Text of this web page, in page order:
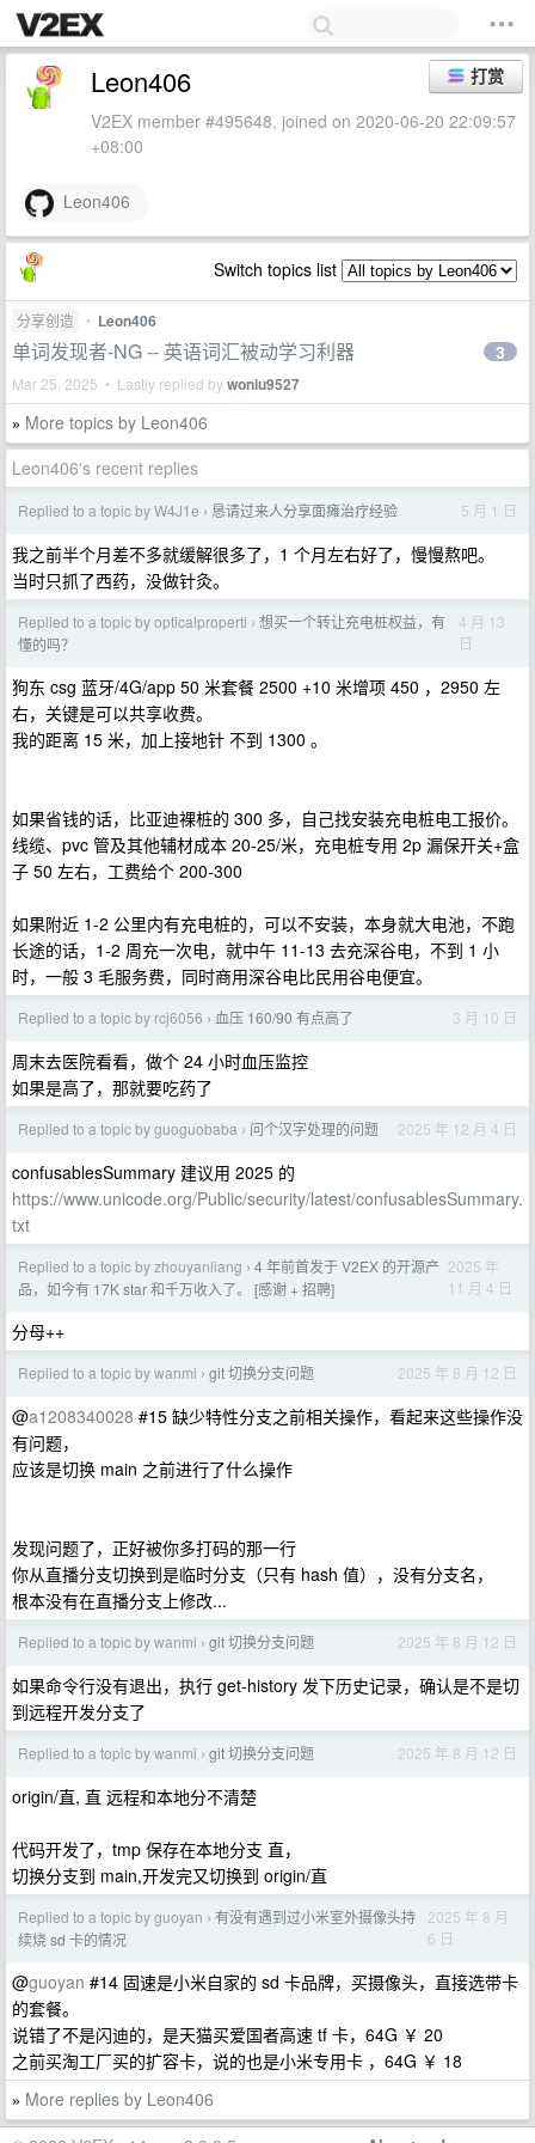
打赏
Leon406
V2EX member #495648, joined on 2020-06-20 22:09:57
+08:00
Leon406
Switch topics list
分享创造 • Leon406
单词发现者-NG -- 英语词汇被动学习利器
Mar 25, 2025 • Lastly replied bywoniu9527
3
» More topics by Leon406
Leon406's recent replies
Replied to a topic by W4J1e › 恳请过来人分享面瘫治疗经验 5 月 1 日
我之前半个月差不多就缓解很多了，1 个月左右好了，慢慢熬吧。
当时只抓了西药，没做针灸。
Replied to a topic by opticalproperti › 想买一个转让充电桩权益，有
懂的吗？
4 月 13
日
狗东 csg 蓝牙/4G/app 50 米套餐 2500 +10 米增项 450 ，2950 左
右，关键是可以共享收费。
我的距离 15 米，加上接地针 不到 1300 。
如果省钱的话，比亚迪裸桩的 300 多，自己找安装充电桩电工报价。
线缆、pvc 管及其他辅材成本 20-25/米，充电桩专用 2p 漏保开关+盒
子 50 左右，工费给个 200-300
如果附近 1-2 公里内有充电桩的，可以不安装，本身就大电池，不跑
长途的话，1-2 周充一次电，就中午 11-13 去充深谷电，不到 1 小
时，一般 3 毛服务费，同时商用深谷电比民用谷电便宜。
Replied to a topic by rcj6056 › 血压 160/90 有点高了 3 月 10 日
周末去医院看看，做个 24 小时血压监控
如果是高了，那就要吃药了
Replied to a topic by guoguobaba › 问个汉字处理的问题 2025 年 12 月 4 日
confusablesSummary 建议用 2025 的
https://www.unicode.org/Public/security/latest/confusablesSummary.
txt
Replied to a topic by zhouyanliang › 4 年前首发于 V2EX 的开源产
品，如今有 17K star 和千万收入了。 [感谢 + 招聘]
2025 年
11 月 4 日
分母++
Replied to a topic by wanmi › git 切换分支问题 2025 年 8 月 12 日
@a1208340028 #15 缺少特性分支之前相关操作，看起来这些操作没
有问题，
应该是切换 main 之前进行了什么操作
发现问题了，正好被你多打码的那一行
你从直播分支切换到是临时分支（只有 hash 值），没有分支名，
根本没有在直播分支上修改...
Replied to a topic by wanmi › git 切换分支问题 2025 年 8 月 12 日
如果命令行没有退出，执行 get-history 发下历史记录，确认是不是切
到远程开发分支了
Replied to a topic by wanmi › git 切换分支问题 2025 年 8 月 12 日
origin/直, 直 远程和本地分不清楚
代码开发了，tmp 保存在本地分支 直，
切换分支到 main,开发完又切换到 origin/直
Replied to a topic by guoyan › 有没有遇到过小米室外摄像头持
续烧 sd 卡的情况
2025 年 8 月
6 日
@guoyan #14 固速是小米自家的 sd 卡品牌，买摄像头，直接选带卡
的套餐。
说错了不是闪迪的，是天猫买爱国者高速 tf 卡，64G ￥ 20
之前买淘工厂买的扩容卡，说的也是小米专用卡 ，64G ￥ 18
» More replies by Leon406